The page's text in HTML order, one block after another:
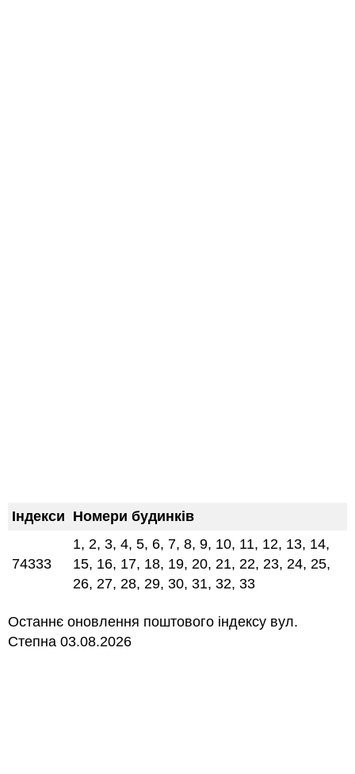
Індекси Номери будинків
74333
1, 2, 3, 4, 5, 6, 7, 8, 9, 10, 11, 12, 13, 14,
15, 16, 17, 18, 19, 20, 21, 22, 23, 24, 25,
26, 27, 28, 29, 30, 31, 32, 33
Останнє оновлення поштового індексу вул.
Степна 03.08.2026